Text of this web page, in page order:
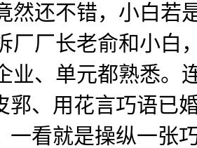
然还不错，小白若
厂厂长老俞和小白
业、单元都熟悉。
、用花言巧语已
看就是操纵一张